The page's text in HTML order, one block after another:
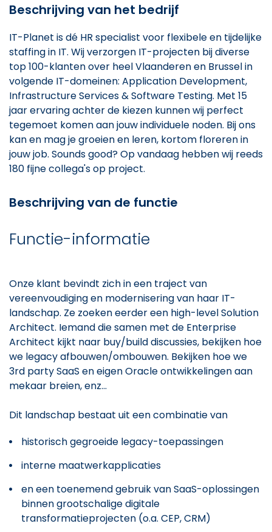
Beschrijving van het bedrijf
IT-Planet is dé HR specialist voor flexibele en tijdelijke
staffing in IT. Wij verzorgen IT-projecten bij diverse
top 100-klanten over heel Vlaanderen en Brussel in
volgende IT-domeinen: Application Development,
Infrastructure Services & Software Testing. Met 15
jaar ervaring achter de kiezen kunnen wij perfect
tegemoet komen aan jouw individuele noden. Bij ons
kan en mag je groeien en leren, kortom floreren in
jouw job. Sounds good? Op vandaag hebben wij reeds
180 fijne collega's op project.
Beschrijving van de functie
Functie-informatie
Onze klant bevindt zich in een traject van
vereenvoudiging en modernisering van haar IT-
landschap. Ze zoeken eerder een high-level Solution
Architect. Iemand die samen met de Enterprise
Architect kijkt naar buy/build discussies, bekijken hoe
we legacy afbouwen/ombouwen. Bekijken hoe we
3rd party SaaS en eigen Oracle ontwikkelingen aan
mekaar breien, enz...
Dit landschap bestaat uit een combinatie van
historisch gegroeide legacy-toepassingen
interne maatwerkapplicaties
en een toenemend gebruik van SaaS-oplossingen
binnen grootschalige digitale
transformatieprojecten (o.a. CEP, CRM)